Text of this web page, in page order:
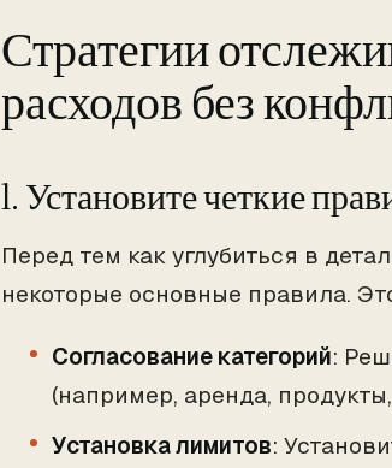
Стратегии
расходов без
1. Установите четкие
Перед тем как углубиться в
некоторые основные правила.
Согласование категорий:
(например, аренда,
Установка лимитов: